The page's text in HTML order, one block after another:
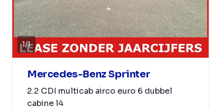
1/1
Mercedes-Benz Sprinter
2.2 CDI multicab airco euro 6 dubbel
cabine l4